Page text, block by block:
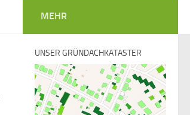
MEHR
UNSER GRÜNDACHKATASTER